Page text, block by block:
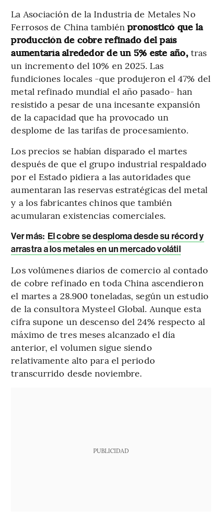
La Asociación de la Industria de Metales No
Ferrosos de China tambiénpronosticó que la
producción de cobre refinado del país
aumentaría alrededor de un 5% este año,tras
un incremento del 10% en 2025. Las
fundiciones locales -que produjeron el 47% del
metal refinado mundial el año pasado- han
resistido a pesar de una incesante expansión
de la capacidad que ha provocado un
desplome de las tarifas de procesamiento.
Los precios se habían disparado el martes
después de que el grupo industrial respaldado
por el Estado pidiera a las autoridades que
aumentaran las reservas estratégicas del metal
y a los fabricantes chinos que también
acumularan existencias comerciales.
Ver más: El cobre se desploma desde su récord y
arrastra a los metales en un mercado volátil
Los volúmenes diarios de comercio al contado
de cobre refinado en toda China ascendieron
el martes a 28.900 toneladas, según un estudio
de la consultora Mysteel Global. Aunque esta
cifra supone un descenso del 24% respecto al
máximo de tres meses alcanzado el día
anterior, el volumen sigue siendo
relativamente alto para el periodo
transcurrido desde noviembre.
PUBLICIDAD